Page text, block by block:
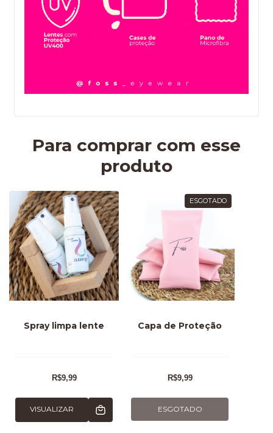
Para comprar com esse
produto
Spray limpa lente
R$9,99
VISUALIZAR
ESGOTADO
Capa de Proteção
R$9,99
ESGOTADO